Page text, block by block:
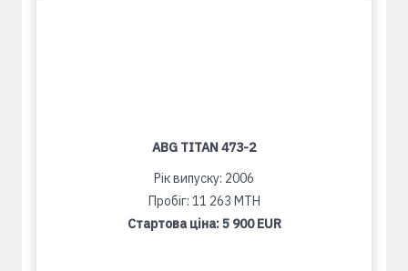
ABG TITAN 473-2
Рік випуску: 2006
Пробіг: 11 263 MTH
Стартова ціна:5 900 EUR